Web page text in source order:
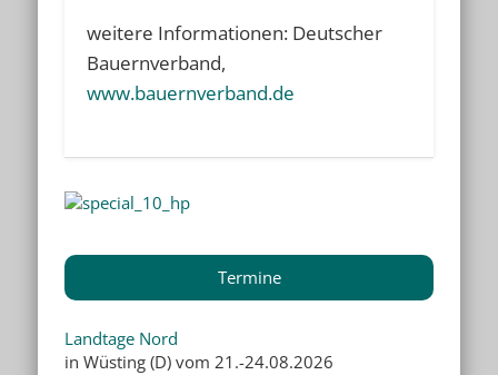
weitere Informationen: Deutscher
Bauernverband,
www.bauernverband.de
Termine
Landtage Nord
in Wüsting (D) vom 21.-24.08.2026